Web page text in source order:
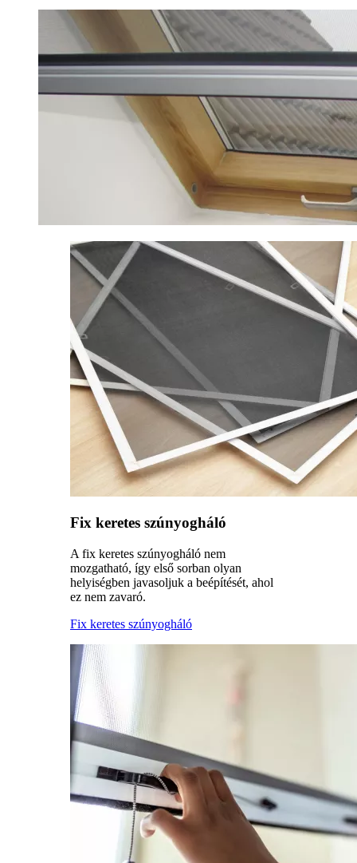
Fix keretes szúnyogháló
A fix keretes szúnyogháló nem
mozgatható, így első sorban olyan
helyiségben javasoljuk a beépítését, ahol
ez nem zavaró.
Fix keretes szúnyogháló